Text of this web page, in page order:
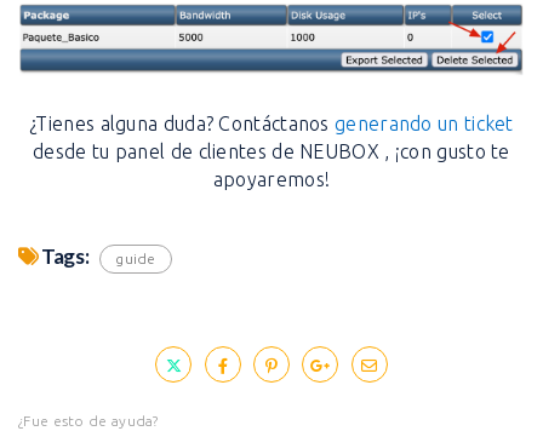
¿Tienes alguna duda? Contáctanosgenerando un ticket
desde tu panel de clientes de NEUBOX , ¡con gusto te
apoyaremos!
Tags: guide
¿Fue esto de ayuda?